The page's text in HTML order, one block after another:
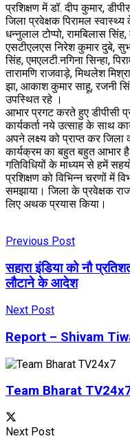
प्रशिक्षण में डॉ. दीप कुमार,
जिला प्रवेक्षक पिरामल
धन्नुलाल टोप्पो, रामबिलास
एसटीएलएस निरेश कुमार दुबे,
सिंह, एमएलटी.नगिना सिन्हा,
तारामणि राजवाड़े, मिथलेश
झा, आकाश कुमार साहू, रजनी
उपस्थित रहे ।
आभार प्रगट करते हुए डीपीसी
कार्यकर्ता नये उत्साह के साथ
अपने लक्ष्य को प्राप्त कर जिला
कार्यक्रम का बहुत बहुत आभार
गतिविधियों के माध्यम से हमें
प्रशिक्षण को विभिन्न चरणों में
समझाया। जिला के प्रवेक्षक
लिए अथक प्रयास किया।
Previous Post
सहारा इंडिया को नौ
लौटाने के आदेश
Next Post
Report – Shivam
Team Bharat
Next Post